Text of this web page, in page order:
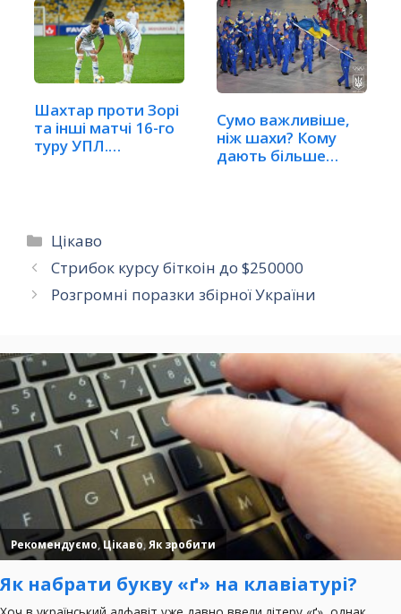
Шахтар проти Зорі
та інші матчі 16-го
туру УПЛ.…
Сумо важливіше,
ніж шахи? Кому
дають більше
Категорії
Цікаво
Стрибок курсу біткоін до $250000
Розгромні поразки збірної України